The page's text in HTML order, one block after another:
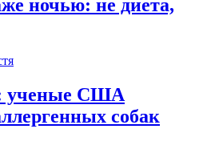
ночью: не диета,
ученые США
собак